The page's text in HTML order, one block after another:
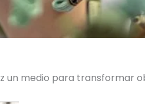
un medio para transformar